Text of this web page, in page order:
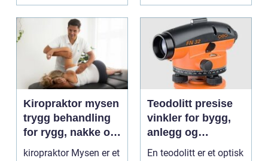
Kiropraktor mysen
trygg behandling
for rygg, nakke og
ledd
kiropraktor Mysen er et
Teodolitt presise
vinkler for bygg,
anlegg og
kartlegging
En teodolitt er et optisk